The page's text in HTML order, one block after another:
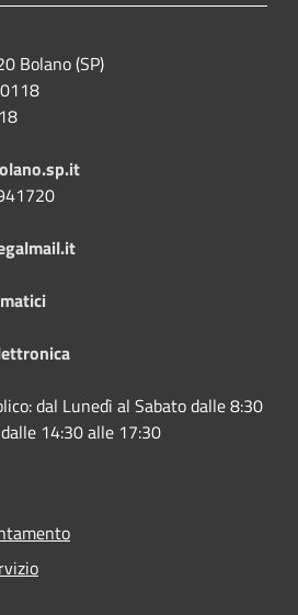
Bolano (SP)
dal Lunedì al Sabato dalle 8:30
14:30 alle 17:30